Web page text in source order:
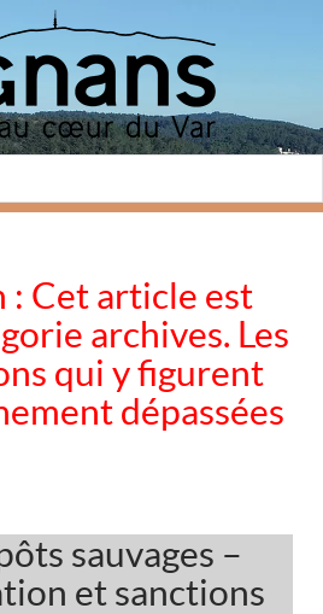
Cet article est
archives. Les
qui y figurent
dépassées
sauvages –
et sanctions